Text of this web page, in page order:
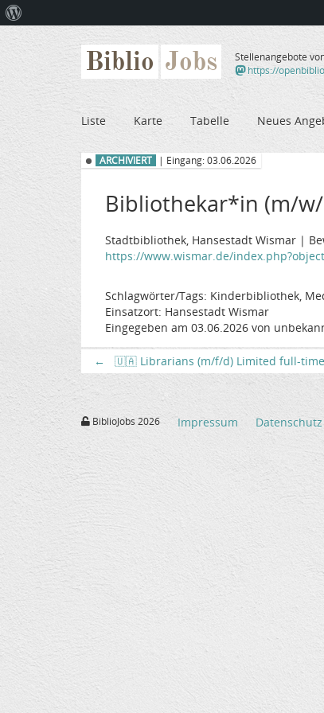
Biblio Jobs
Stellenangebote
https://
Liste Karte Tabelle Neues
ARCHIVIERT | Eingang: 03.06.2026
Bibliothekar*in (m/
Stadtbibliothek, Hansestadt Wismar |
https://www.wismar.de/
Schlagwörter/Tags: Kinderbibliothek,
Einsatzort: Hansestadt Wismar
Eingegeben am 03.06.2026 von
←
🇺🇦 Librarians (m/f/d) Limited full-time
BiblioJobs 2026 Impressum Datenschutz
WordPress